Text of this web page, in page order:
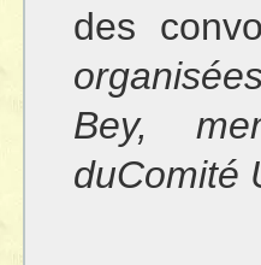
des
Bey,
duComité